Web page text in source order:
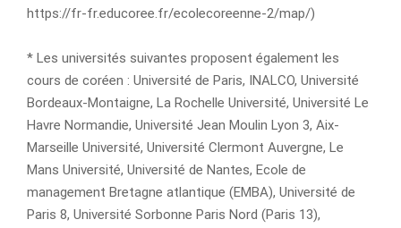
https://fr-fr.educoree.fr/ecolecoreenne-2/map/)
* Les universités suivantes proposent également les
cours de coréen : Université de Paris, INALCO, Université
Bordeaux-Montaigne, La Rochelle Université, Université Le
Havre Normandie, Université Jean Moulin Lyon 3, Aix-
Marseille Université, Université Clermont Auvergne, Le
Mans Université, Université de Nantes, Ecole de
management Bretagne atlantique (EMBA), Université de
Paris 8, Université Sorbonne Paris Nord (Paris 13),